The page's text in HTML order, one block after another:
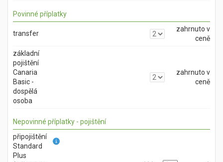
Povinné příplatky
transfer
zahrnuto v
ceně
základní
pojištění
Canaria
Basic -
dospělá
osoba
zahrnuto v
ceně
Nepovinné příplatky - pojištění
připojištění
Standard
Plus